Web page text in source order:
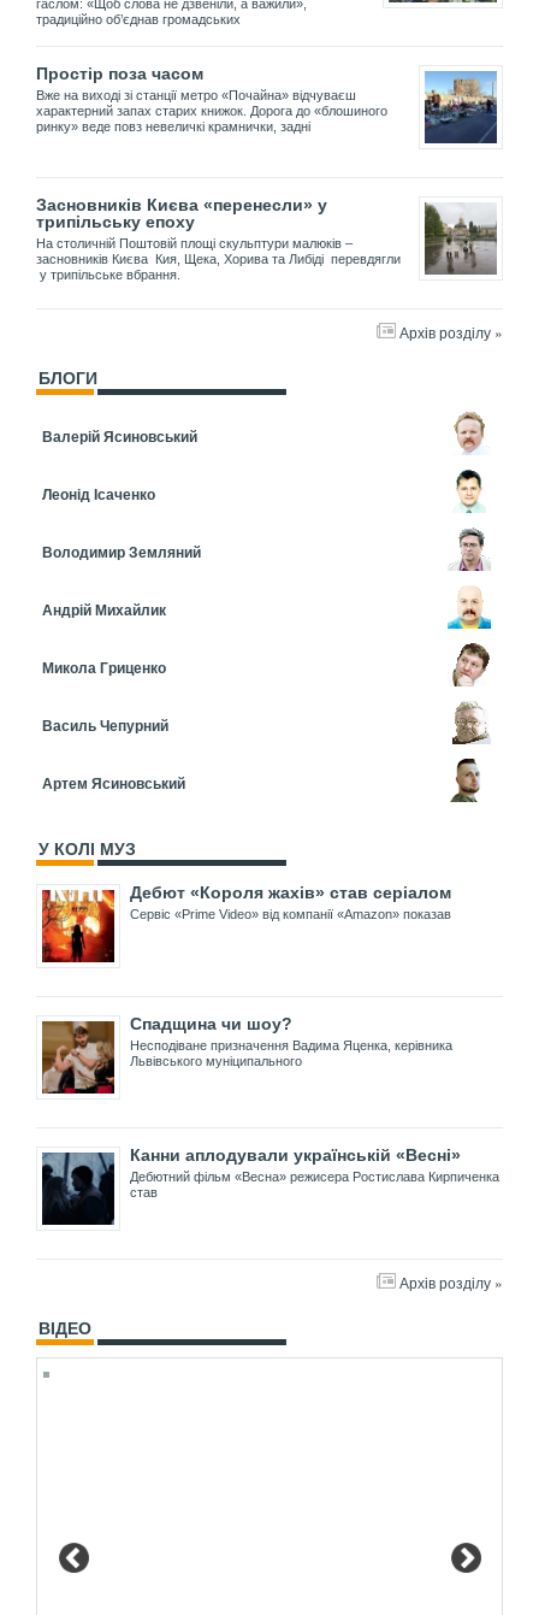
гаслом: «Щоб слова не дзвеніли, а важили»,
традиційно об’єднав громадських
Простір поза часом
Вже на виході зі станції метро «Почайна» відчуваєш
характерний запах старих книжок. Дорога до «блошиного
ринку» веде повз невеличкі крамнички, задні
Засновників Києва «перенесли» у
трипільську епоху
На столичній Поштовій площі скульптури малюків –
засновників Києва Кия, Щека, Хорива та Либіді перевдягли
у трипільське вбрання.
Архів розділу »
БЛОГИ
Валерій Ясиновський
Леонід Ісаченко
Володимир Земляний
Андрій Михайлик
Микола Гриценко
Василь Чепурний
Артем Ясиновський
У КОЛІ МУЗ
Дебют «Короля жахів» став серіалом
Сервіс «Prime Video» від компанії «Amazon» показав
Спадщина чи шоу?
Несподіване призначення Вадима Яценка, керівника
Львівського муніципального
Канни аплодували українській «Весні»
Дебютний фільм «Весна» режисера Ростислава Кирпиченка
став
Архів розділу »
ВІДЕО